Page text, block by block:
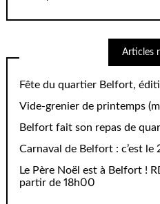
Articles
Fête du quartier Belfort,
Vide-grenier de printemps
Belfort fait son repas de
Carnaval de Belfort : c’est le
Le Père Noël est à Belfort !
partir de 18h00